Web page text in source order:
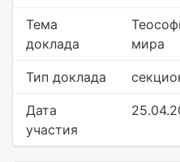
Тема
доклада
мира
Тип доклада
Дата
участия